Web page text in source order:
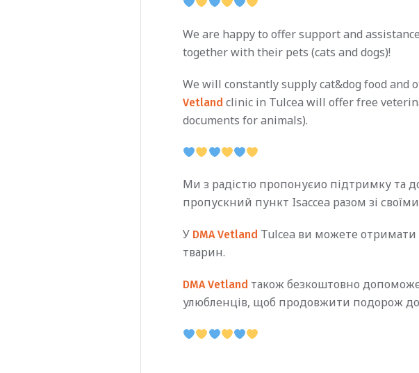
We are happy to offer support and
together with their pets (cats and dogs)!
We will constantly supply cat&dog food and
Vetland clinic in Tulcea will offer free
documents for animals).
Ми з радістю пропонуєио підтримку та
пропускний пункт Isaccea разом зі
У DMA Vetland Tulcea ви можете отримати
тварин.
DMA Vetland також безкоштовно
улюбленців, щоб продовжити подорож до